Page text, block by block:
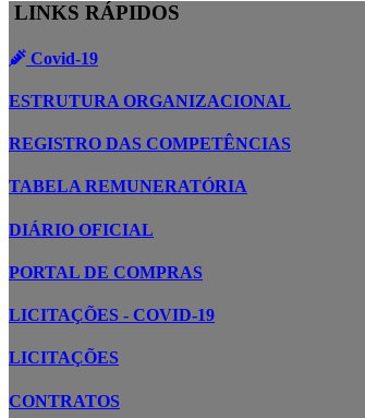
LINKS RÁPIDOS
Covid-19
ESTRUTURA ORGANIZACIONAL
REGISTRO DAS COMPETÊNCIAS
TABELA REMUNERATÓRIA
DIÁRIO OFICIAL
PORTAL DE COMPRAS
LICITAÇÕES - COVID-19
LICITAÇÕES
CONTRATOS